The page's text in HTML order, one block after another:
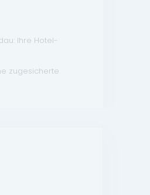
Ihre Hotel-
zugesicherte